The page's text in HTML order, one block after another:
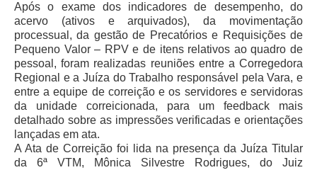
Comissão de Ética
Comitê de Priorização do Primeiro Grau
Comissão de Uniformização de Jurisprudência
Comitê de Gestão de Pessoas
Comissão de Vitaliciamento
Comitê de Atenção Integral à Saúde de Magistrados e
Servidores
Comitê de Segurança Permanente
Após o exame dos indicadores de desempenho, do
acervo (ativos e arquivados), da movimentação
processual, da gestão de Precatórios e Requisições de
Pequeno Valor – RPV e de itens relativos ao quadro de
pessoal, foram realizadas reuniões entre a Corregedora
Regional e a Juíza do Trabalho responsável pela Vara, e
entre a equipe de correição e os servidores e servidoras
da unidade correicionada, para um feedback mais
detalhado sobre as impressões verificadas e orientações
lançadas em ata.
A Ata de Correição foi lida na presença da Juíza Titular
da 6ª VTM, Mônica Silvestre Rodrigues, do Juiz